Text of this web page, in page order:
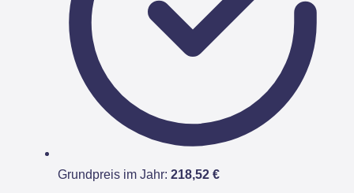
Grundpreis im Jahr: 218,52 €